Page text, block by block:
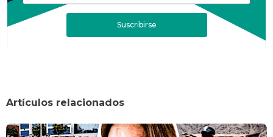
Suscribirse
Artículos relacionados